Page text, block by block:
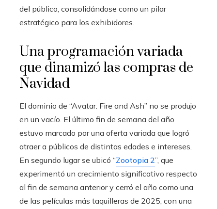
del público, consolidándose como un pilar
estratégico para los exhibidores.
Una programación variada
que dinamizó las compras de
Navidad
El dominio de “Avatar: Fire and Ash” no se produjo
en un vacío. El último fin de semana del año
estuvo marcado por una oferta variada que logró
atraer a públicos de distintas edades e intereses.
En segundo lugar se ubicó “Zootopia 2”, que
experimentó un crecimiento significativo respecto
al fin de semana anterior y cerró el año como una
de las películas más taquilleras de 2025, con una